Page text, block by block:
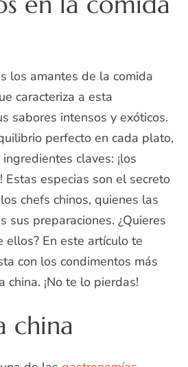
los amantes de la comida
caracteriza a esta
sabores intensos y exóticos.
perfecto en cada plato,
claves: ¡los
Estas especias son el secreto
chefs chinos, quienes las
sus preparaciones. ¿Quieres
ellos? En este artículo te
con los condimentos más
china. ¡No te lo pierdas!
china